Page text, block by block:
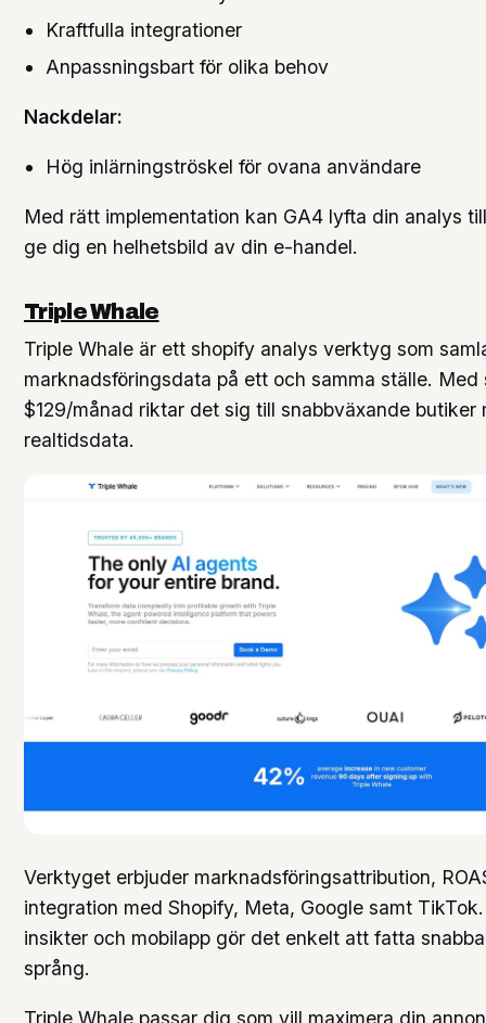
Kraftfulla integrationer
Anpassningsbart för olika behov
Nackdelar:
Hög inlärningströskel för ovana användare
Med rätt implementation kan GA4 lyfta din analys
ge dig en helhetsbild av din e-handel.
Triple Whale
Triple Whale är ett shopify analys verktyg som
marknadsföringsdata på ett och samma ställe. Med
$129/månad riktar det sig till snabbväxande butiker
realtidsdata.
Verktyget erbjuder marknadsföringsattribution,
integration med Shopify, Meta, Google samt
insikter och mobilapp gör det enkelt att fatta
språng.
Triple Whale passar dig som vill maximera din